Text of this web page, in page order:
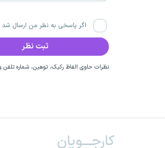
اگر پاسخی به نظر من ارسال شد
نظرات حاوی الفاظ رکیک، توهین، شماره تلفن
کارجـــویان